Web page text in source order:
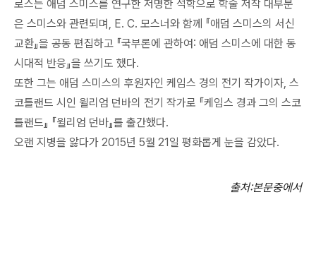
로스는 애덤 스미스를 연구한 저명한 석학으로 학술 저작 대부분
은 스미스와 관련되며, E. C. 모스너와 함께 『애덤 스미스의 서신
교환』을 공동 편집하고 『국부론에 관하여: 애덤 스미스에 대한 동
시대적 반응』을 쓰기도 했다.
또한 그는 애덤 스미스의 후원자인 케임스 경의 전기 작가이자, 스
코틀랜드 시인 윌리엄 던바의 전기 작가로 『케임스 경과 그의 스코
틀랜드』 『윌리엄 던바』를 출간했다.
오랜 지병을 앓다가 2015년 5월 21일 평화롭게 눈을 감았다.
출처:본문중에서